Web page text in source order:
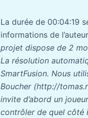
La durée de 00:04:19
informations de
projet dispose de 2
La résolution
SmartFusion. Nous
Boucher (http://
invite d’abord un
contrôler de quel côté